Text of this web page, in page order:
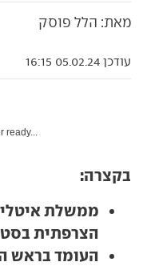
מאת: הלל פוסק
עודכן 05.02.24 16:15
ready...
בקצרה:
ממשלת
הצרפתית
העומד בראש